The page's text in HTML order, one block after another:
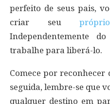
perfeito de seus pais,
criar seu próprio
Independentemente
trabalhe para liberá-lo.
Comece por reconhecer
seguida, lembre-se que
qualquer destino em